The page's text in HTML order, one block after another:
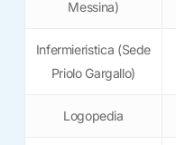
Messina)
Infermieristica (Sede
Priolo Gargallo)
Logopedia